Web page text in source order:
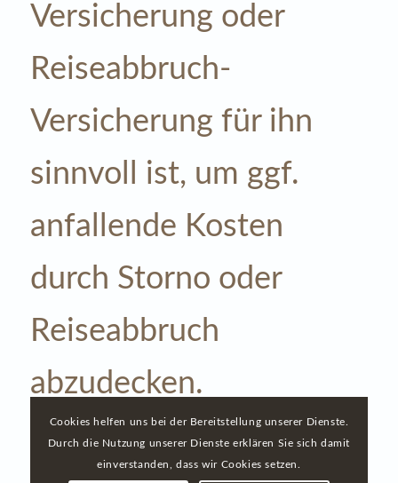
Versicherung oder
Reiseabbruch-
Versicherung für ihn
sinnvoll ist, um ggf.
anfallende Kosten
durch Storno oder
Reiseabbruch
abzudecken.
Unsere
Cookies helfen uns bei der Bereitstellung unserer Dienste.
Durch die Nutzung unserer Dienste erklären Sie sich damit
einverstanden, dass wir Cookies setzen.